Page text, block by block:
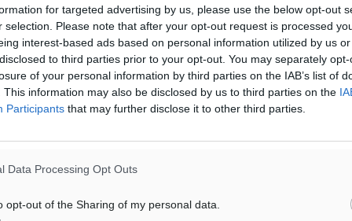
for targeted advertising by us, please use the below opt-out
selection. Please note that after your opt-out request is processed
interest-based ads based on personal information utilized by us
to third parties prior to your opt-out. You may separately
of your personal information by third parties on the IAB’s list of
This information may also be disclosed by us to third parties on the
Participants that may further disclose it to other third parties.
Data Processing Opt Outs
opt-out of the Sharing of my personal data.
λίγο μετά τη 1 τα
μέθης. Η ατμόσφαιρα
και, όπως
αμέσως ξέσπασε νέος
ήταν ξαπλωμένη,
της το σώμα, με
και στα χέρια.
κατηγορούμενο για
ενδοοικογενειακή βία
Εκδικάστηκε χθες ενώπιον
Μονομελούς
Ρόδου υπόθεση με
κατηγορούμενο 43χρονο…
την παρενόχληση
Ρόδο